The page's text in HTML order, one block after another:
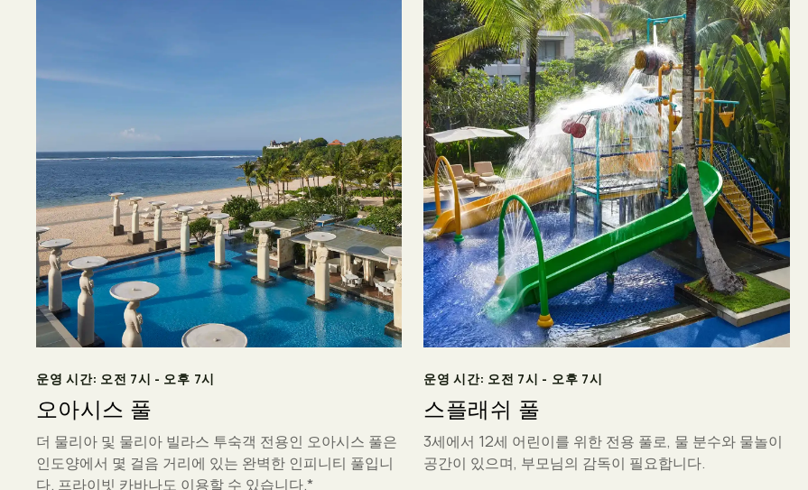
운영 시간: 오전 7시 - 오후 7시
오아시스 풀
더 물리아 및 물리아 빌라스 투숙객 전용인 오아시스 풀은
인도양에서 몇 걸음 거리에 있는 완벽한 인피니티 풀입니
다. 프라이빗 카바나도 이용할 수 있습니다.*
운영 시간: 오전 7시 - 오후 7시
스플래쉬 풀
3세에서 12세 어린이를 위한 전용 풀로, 물 분수와 물놀이
공간이 있으며, 부모님의 감독이 필요합니다.